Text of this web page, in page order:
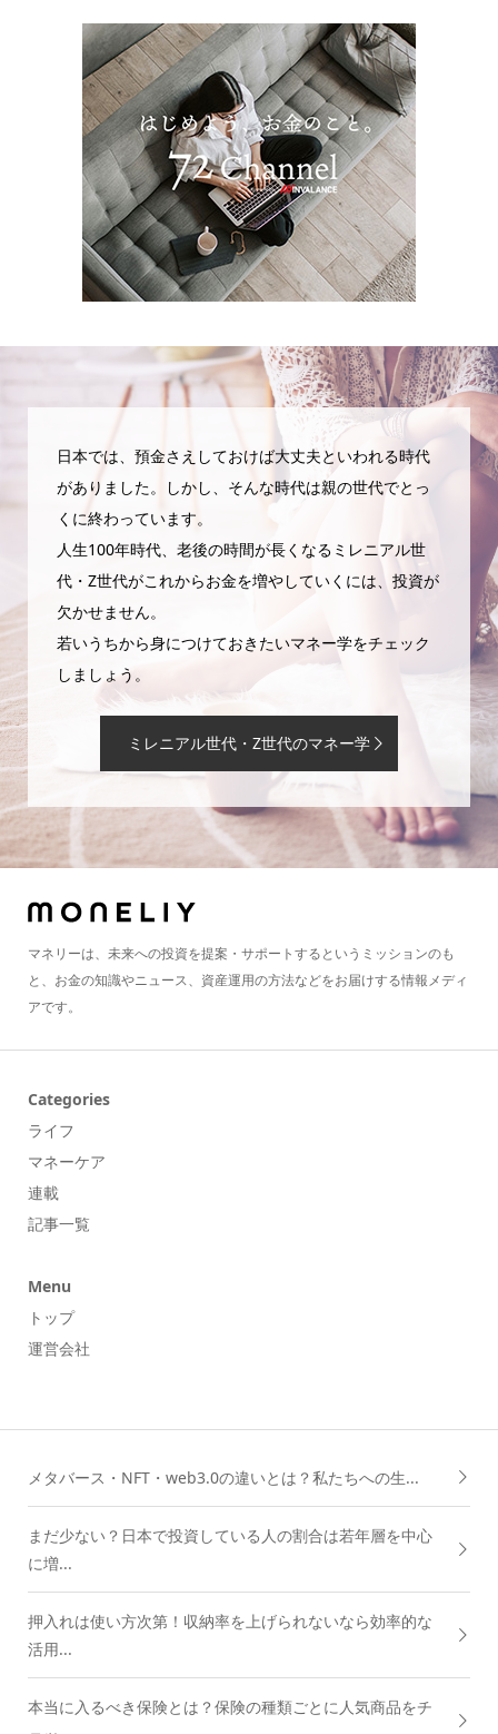
日本では、預金さえしておけば大丈夫といわれる時代
がありました。しかし、そんな時代は親の世代でとっ
くに終わっています。
人生100年時代、老後の時間が長くなるミレニアル世
代・Z世代がこれからお金を増やしていくには、投資が
欠かせません。
若いうちから身につけておきたいマネー学をチェック
しましょう。
ミレニアル世代・Z世代のマネー学
マネリーは、未来への投資を提案・サポートするというミッションのも
と、お金の知識やニュース、資産運用の方法などをお届けする情報メディ
アです。
Categories
ライフ
マネーケア
連載
記事一覧
Menu
トップ
運営会社
メタバース・NFT・web3.0の違いとは？私たちへの生...
まだ少ない？日本で投資している人の割合は若年層を中心
に増...
押入れは使い方次第！収納率を上げられないなら効率的な
活用...
本当に入るべき保険とは？保険の種類ごとに人気商品をチ